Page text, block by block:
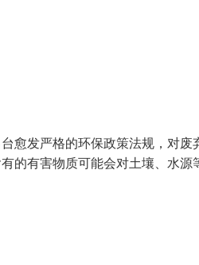
愈发严格的环保政策法规，对
的有害物质可能会对土壤、水